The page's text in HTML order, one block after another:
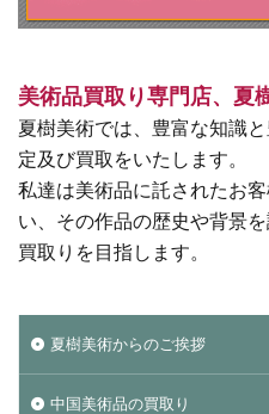
美術品買取り専門店、夏
夏樹美術では、豊富な知識
定及び買取をいたします。
私達は美術品に託されたお
い、その作品の歴史や背景
買取りを目指します。
夏樹美術からのご挨拶
中国美術品の買取り